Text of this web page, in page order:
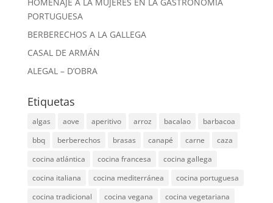
PORTUGUESA
BERBERECHOS A LA GALLEGA
CASAL DE ARMÁN
ALEGAL – D’OBRA
Etiquetas
algas aove aperitivo arroz bacalao
barbacoa
bbq
berberechos brasas canapé carne
caza
cocina atlántica
cocina francesa
cocina gallega
cocina italiana
cocina mediterránea
cocina portuguesa
cocina tradicional
cocina vegana
cocina vegetariana